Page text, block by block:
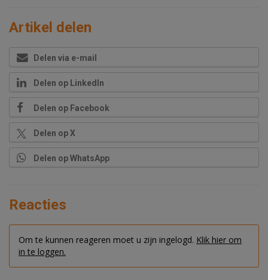
Artikel delen
Delen via e-mail
Delen op LinkedIn
Delen op Facebook
Delen op X
Delen op WhatsApp
Reacties
Om te kunnen reageren moet u zijn ingelogd. Klik hier om
in te loggen.